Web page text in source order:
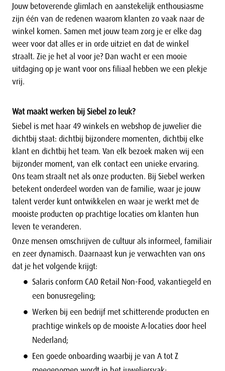
Jouw betoverende glimlach en aanstekelijk enthousiasme
zijn één van de redenen waarom klanten zo vaak naar de
winkel komen. Samen met jouw team zorg je er elke dag
weer voor dat alles er in orde uitziet en dat de winkel
straalt. Zie je het al voor je? Dan wacht er een mooie
uitdaging op je want voor ons filiaal hebben we een plekje
vrij.
Wat maakt werken bij Siebel zo leuk?
Siebel is met haar 49 winkels en webshop de juwelier die
dichtbij staat: dichtbij bijzondere momenten, dichtbij elke
klant en dichtbij het team. Van elk bezoek maken wij een
bijzonder moment, van elk contact een unieke ervaring.
Ons team straalt net als onze producten. Bij Siebel werken
betekent onderdeel worden van de familie, waar je jouw
talent verder kunt ontwikkelen en waar je werkt met de
mooiste producten op prachtige locaties om klanten hun
leven te veranderen.
Onze mensen omschrijven de cultuur als informeel, familiair
en zeer dynamisch. Daarnaast kun je verwachten van ons
dat je het volgende krijgt:
Salaris conform CAO Retail Non-Food, vakantiegeld en
een bonusregeling;
Werken bij een bedrijf met schitterende producten en
prachtige winkels op de mooiste A-locaties door heel
Nederland;
Een goede onboarding waarbij je van A tot Z